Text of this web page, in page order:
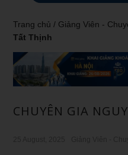
Trang chủ / Giảng Viên -
Tất Thịnh
CHUYÊN GIA